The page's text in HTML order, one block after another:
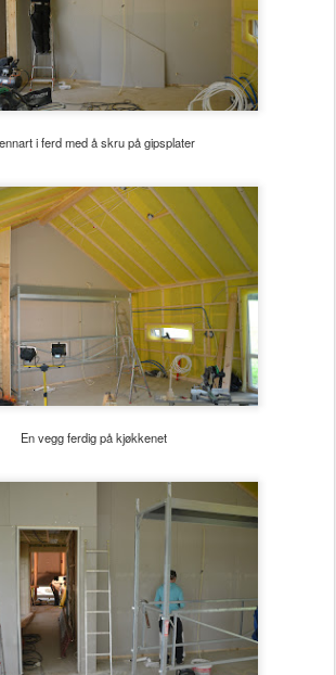
i ferd med å skru på gipsplater
En vegg ferdig på kjøkkenet